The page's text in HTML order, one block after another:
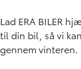
Lad ERA BILER
til din bil, så vi
gennem vinteren.